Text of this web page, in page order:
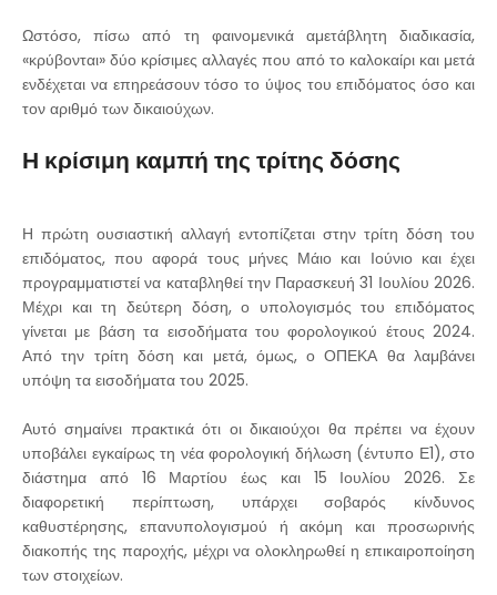
Ωστόσο, πίσω από τη φαινομενικά αμετάβλητη διαδικασία,
«κρύβονται» δύο κρίσιμες αλλαγές που από το καλοκαίρι και μετά
ενδέχεται να επηρεάσουν τόσο το ύψος του επιδόματος όσο και
τον αριθμό των δικαιούχων.
Η κρίσιμη καμπή της τρίτης δόσης
Η πρώτη ουσιαστική αλλαγή εντοπίζεται στην τρίτη δόση του
επιδόματος, που αφορά τους μήνες Μάιο και Ιούνιο και έχει
προγραμματιστεί να καταβληθεί την Παρασκευή 31 Ιουλίου 2026.
Μέχρι και τη δεύτερη δόση, ο υπολογισμός του επιδόματος
γίνεται με βάση τα εισοδήματα του φορολογικού έτους 2024.
Από την τρίτη δόση και μετά, όμως, ο ΟΠΕΚΑ θα λαμβάνει
υπόψη τα εισοδήματα του 2025.
Αυτό σημαίνει πρακτικά ότι οι δικαιούχοι θα πρέπει να έχουν
υποβάλει εγκαίρως τη νέα φορολογική δήλωση (έντυπο Ε1), στο
διάστημα από 16 Μαρτίου έως και 15 Ιουλίου 2026. Σε
διαφορετική περίπτωση, υπάρχει σοβαρός κίνδυνος
καθυστέρησης, επανυπολογισμού ή ακόμη και προσωρινής
διακοπής της παροχής, μέχρι να ολοκληρωθεί η επικαιροποίηση
των στοιχείων.